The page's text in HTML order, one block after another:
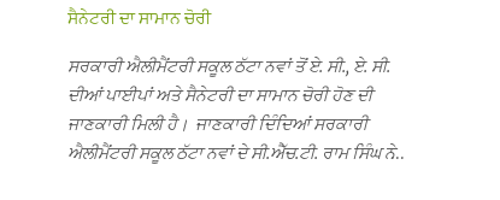
ਦਮਦਮਾ ਸਾਹਿਬ ਠੱਟਾ ਵਿਖੇ ਨਗਰ ਕੀਰਤਨ ਦੇ ਸਮਾਪਤੀ ਦੀ
ਅਰਦਾਸ ਹੋਈ। ਇਸ ਮੌਕੇ ਪੰਜ ਪਿਆਰੇ ਸਾਹਿਬਾਨ ਤੇ ਨਗਰ
ਕੀਰਤਨ ਦੇ ਪ੍ਰਬੰਧਕਾਂ ਦਾ ਗੁਰਦੁਆਰਾ ਦਮਦਮਾ ਸਾਹਿਬ
ਠੱਟਾ ਦੇ ਮੁੱਖ ਸੇਵਾਦਾਰ ਸੰਤ ਬਾਬਾ ਹਰਜੀਤ ਸਿੰਘ ਵੱਲੋਂ
ਸਿਰੋਪਾਓ ਦੇ ਕੇ ਵਿਸ਼ੇਸ਼ ਤੌਰ ’ਤੇ ਸਨਮਾਨ ਕੀਤਾ ਗਿਆ।
ਸੈਨੇਟਰੀ ਦਾ ਸਾਮਾਨ ਚੋਰੀ
ਸਰਕਾਰੀ ਐਲੀਮੈਂਟਰੀ ਸਕੂਲ ਠੱਟਾ ਨਵਾਂ ਤੋਂ ਏ. ਸੀ., ਏ. ਸੀ.
ਦੀਆਂ ਪਾਈਪਾਂ ਅਤੇ ਸੈਨੇਟਰੀ ਦਾ ਸਾਮਾਨ ਚੋਰੀ ਹੋਣ ਦੀ
ਜਾਣਕਾਰੀ ਮਿਲੀ ਹੈ। ਜਾਣਕਾਰੀ ਦਿੰਦਿਆਂ ਸਰਕਾਰੀ
ਐਲੀਮੈਂਟਰੀ ਸਕੂਲ ਠੱਟਾ ਨਵਾਂ ਦੇ ਸੀ.ਐੱਚ.ਟੀ. ਰਾਮ ਸਿੰਘ ਨੇ